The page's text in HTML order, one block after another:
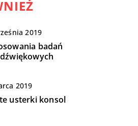
2019
badań
2019
usterki konsol